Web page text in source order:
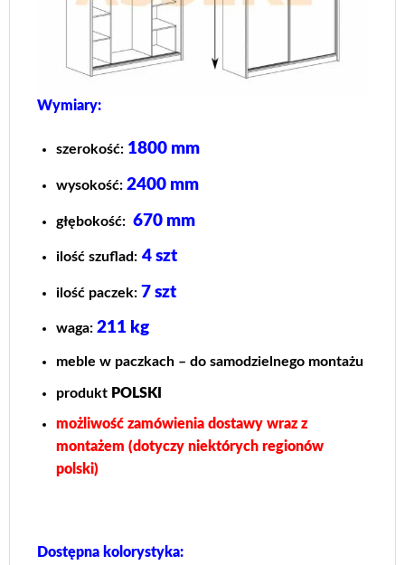
Wymiary:
szerokość: 1800 mm
wysokość: 2400 mm
głębokość: 670 mm
ilość szuflad: 4 szt
ilość paczek: 7 szt
waga: 211 kg
meble w paczkach – do samodzielnego montażu
produkt POLSKI
możliwość zamówienia dostawy wraz z
montażem (dotyczy niektórych regionów
polski)
Dostępna kolorystyka: